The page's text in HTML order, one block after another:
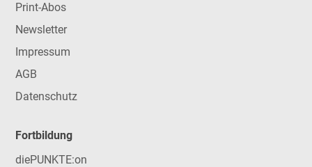
Print-Abos
Newsletter
Impressum
AGB
Datenschutz
Fortbildung
diePUNKTE:on